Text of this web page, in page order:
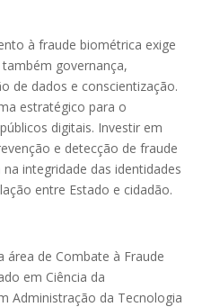
à fraude biométrica exige
governança,
de dados e conscientização.
estratégico para o
digitais. Investir em
e detecção de fraude
integridade das identidades
entre Estado e cidadão.
área de Combate à Fraude
em Ciência da
Administração da Tecnologia